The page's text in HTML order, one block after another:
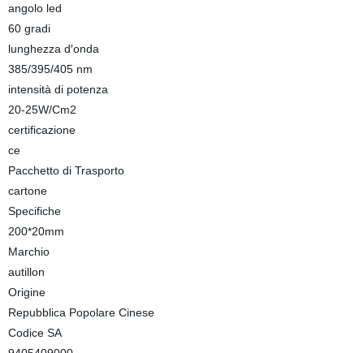
angolo led
60 gradi
lunghezza d′onda
385/395/405 nm
intensità di potenza
20-25W/Cm2
certificazione
ce
Pacchetto di Trasporto
cartone
Specifiche
200*20mm
Marchio
autillon
Origine
Repubblica Popolare Cinese
Codice SA